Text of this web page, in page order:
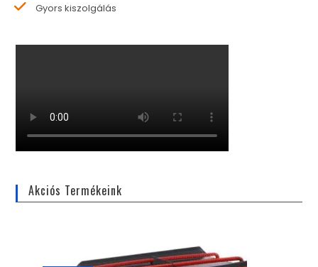
Gyors kiszolgálás
Akciós Termékeink